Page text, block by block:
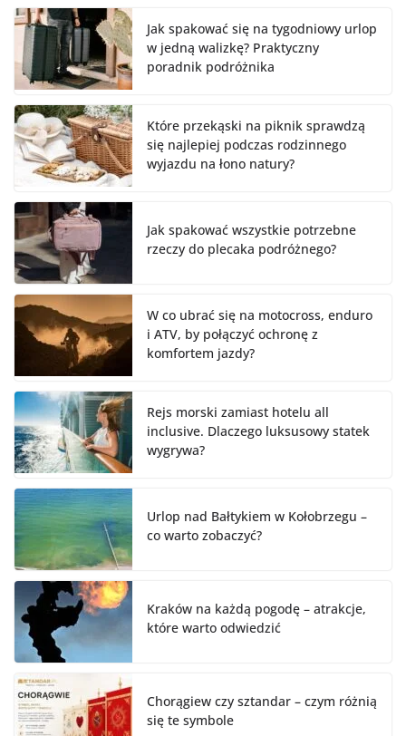
Jak spakować się na tygodniowy urlop
w jedną walizkę? Praktyczny
poradnik podróżnika
Które przekąski na piknik sprawdzą
się najlepiej podczas rodzinnego
wyjazdu na łono natury?
Jak spakować wszystkie potrzebne
rzeczy do plecaka podróżnego?
W co ubrać się na motocross, enduro
i ATV, by połączyć ochronę z
komfortem jazdy?
Rejs morski zamiast hotelu all
inclusive. Dlaczego luksusowy statek
wygrywa?
Urlop nad Bałtykiem w Kołobrzegu –
co warto zobaczyć?
Kraków na każdą pogodę – atrakcje,
które warto odwiedzić
Chorągiew czy sztandar – czym różnią
się te symbole